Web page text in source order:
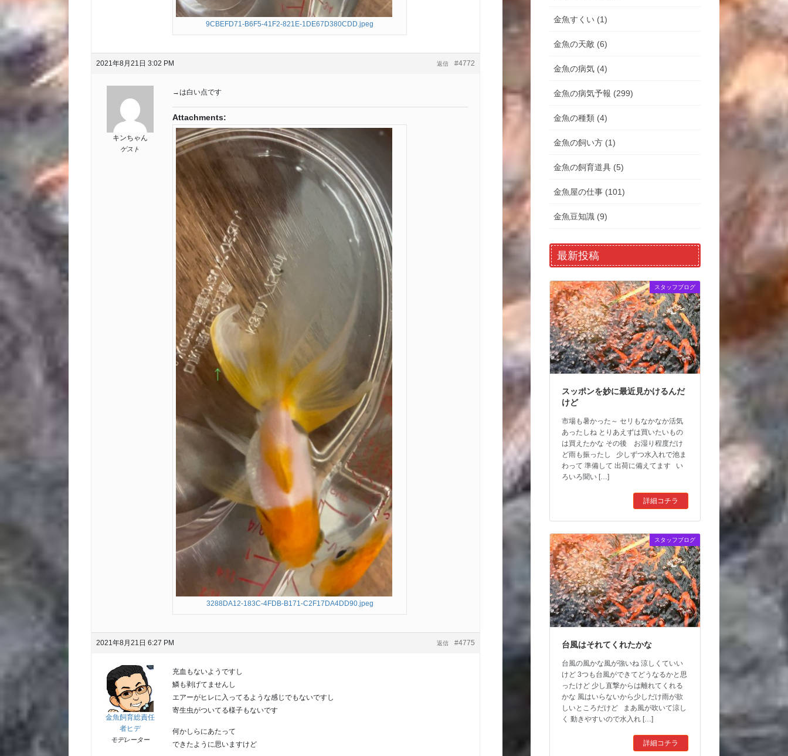
9CBEFD71-B6F5-41F2-821E-1DE67D380CDD.jpeg
2021年8月21日 3:02 PM #4772
返信
キンちゃん
ゲスト
→は白い点です
Attachments:
3288DA12-183C-4FDB-B171-C2F17DA4DD90.jpeg
2021年8月21日 6:27 PM #4775
返信
金魚飼育総責任
者ヒデ
モデレーター
充血もないようですし
鱗も剥げてませんし
エアーがヒレに入ってるような感じでもないですし
寄生虫がついてる様子もないです
何かしらにあたって
できたように思いますけど
金魚すくい (1)
金魚の天敵 (6)
金魚の病気 (4)
金魚の病気予報 (299)
金魚の種類 (4)
金魚の飼い方 (1)
金魚の飼育道具 (5)
金魚屋の仕事 (101)
金魚豆知識 (9)
最新投稿
スタッフブログ
スッポンを妙に最近見かけるんだ
けど
市場も暑かった～ セリもなかなか活気
あったしね とりあえずは買いたいもの
は買えたかな その後 お湿り程度だけ
ど雨も振ったし 少しずつ水入れで池ま
わって 準備して 出荷に備えてます い
ろいろ聞い […]
詳細コチラ
スタッフブログ
台風はそれてくれたかな
台風の風かな風が強いね 涼しくていい
けど 3つも台風ができてどうなるかと思
ったけど 少し直撃からは離れてくれる
かな 風はいらないから少しだけ雨が欲
しいところだけど まあ風が吹いて涼し
く 動きやすいので水入れ […]
詳細コチラ